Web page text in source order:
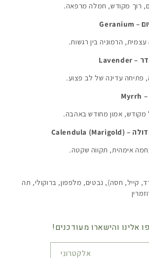
רוך מקודש, חמלה מרפאה.
–
Geranium
הרמוניה בין רגשות.
–
Lavender
פתיחה עדינה של לב פצוע.
Myrrh
אמון מחודש באהבה.
–
Calendula (Marigold)
אימהית, תקווה שקטה.
קייל, חסה), נבטים, מלפפון, ברוקולי, תה
אלינו והישארו מעודכנים!
אלקטרוני